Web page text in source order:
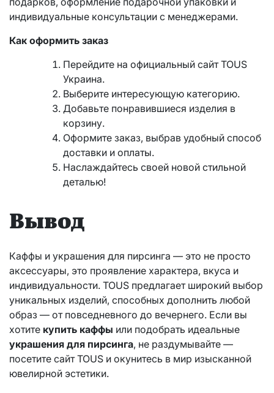
индивидуальные консультации с менеджерами.
Как оформить заказ
Перейдите на официальный сайт TOUS
Украина.
Выберите интересующую категорию.
Добавьте понравившиеся изделия в
корзину.
Оформите заказ, выбрав удобный способ
доставки и оплаты.
Наслаждайтесь своей новой стильной
деталью!
Вывод
Каффы и украшения для пирсинга — это не просто
аксессуары, это проявление характера, вкуса и
индивидуальности. TOUS предлагает широкий выбор
уникальных изделий, способных дополнить любой
образ — от повседневного до вечернего. Если вы
хотите купить каффы или подобрать идеальные
украшения для пирсинга, не раздумывайте —
посетите сайт TOUS и окунитесь в мир изысканной
ювелирной эстетики.